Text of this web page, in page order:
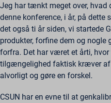
Jeg har tænkt meget over, hvad
denne konference, i år, på
det også ti år siden, vi startede
produkter, forfine dem og nogle
forfra. Det har været et årti,
tilgængelighed faktisk kræver af
alvorligt og gøre en forskel.
CSUN har en evne til at